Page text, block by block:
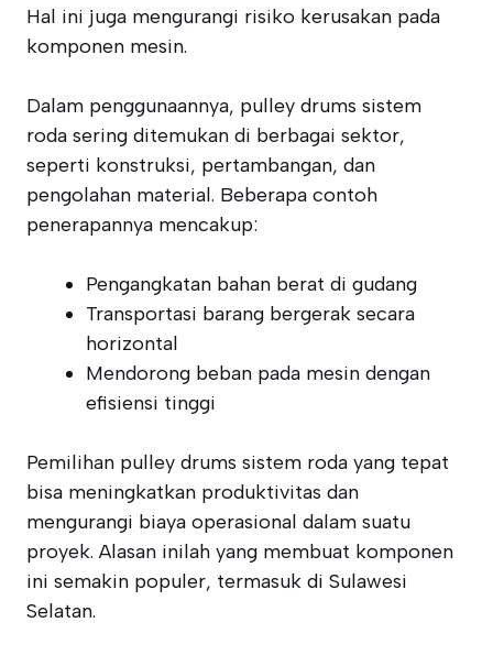
Hal ini juga mengurangi risiko kerusakan pada
komponen mesin.
Dalam penggunaannya, pulley drums sistem
roda sering ditemukan di berbagai sektor,
seperti konstruksi, pertambangan, dan
pengolahan material. Beberapa contoh
penerapannya mencakup:
Pengangkatan bahan berat di gudang
Transportasi barang bergerak secara
horizontal
Mendorong beban pada mesin dengan
efisiensi tinggi
Pemilihan pulley drums sistem roda yang tepat
bisa meningkatkan produktivitas dan
mengurangi biaya operasional dalam suatu
proyek. Alasan inilah yang membuat komponen
ini semakin populer, termasuk di Sulawesi
Selatan.